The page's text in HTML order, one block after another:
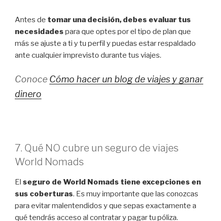
Antes de tomar una decisión, debes evaluar tus
necesidades para que optes por el tipo de plan que
más se ajuste a ti y tu perfil y puedas estar respaldado
ante cualquier imprevisto durante tus viajes.
Conoce Cómo hacer un blog de viajes y ganar
dinero
7. Qué NO cubre un seguro de viajes
World Nomads
El seguro de World Nomads tiene excepciones en
sus coberturas. Es muy importante que las conozcas
para evitar malentendidos y que sepas exactamente a
qué tendrás acceso al contratar y pagar tu póliza.